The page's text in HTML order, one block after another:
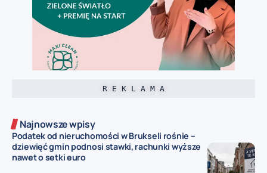
R E K L A M A
Najnowsze wpisy
Podatek od nieruchomości w Brukseli rośnie –
dziewięć gmin podnosi stawki, rachunki wyższe
nawet o setki euro